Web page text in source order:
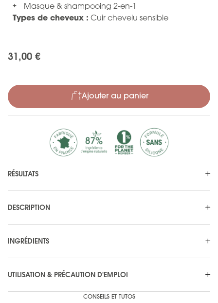
Masque & shampooing 2-en-1
Types de cheveux : Cuir chevelu sensible
31,00 €
Ajouter au panier
RÉSULTATS
DESCRIPTION
INGRÉDIENTS
UTILISATION & PRÉCAUTION D'EMPLOI
CONSEILS ET TUTOS